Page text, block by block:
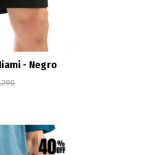
- Negro